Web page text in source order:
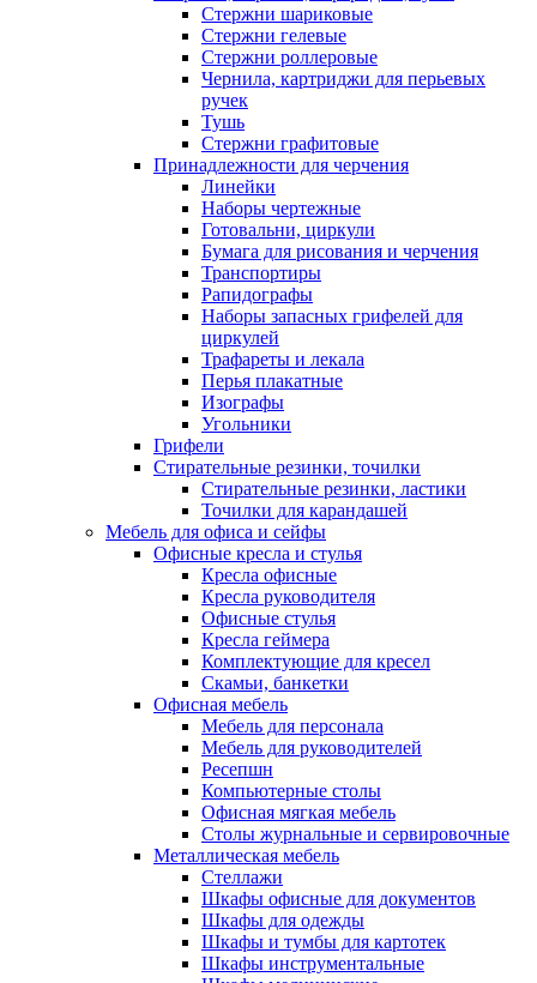
Стержни шариковые
Стержни гелевые
Стержни роллеровые
Чернила, картриджи для перьевых
ручек
Тушь
Стержни графитовые
Принадлежности для черчения
Линейки
Наборы чертежные
Готовальни, циркули
Бумага для рисования и черчения
Транспортиры
Рапидографы
Наборы запасных грифелей для
циркулей
Трафареты и лекала
Перья плакатные
Изографы
Угольники
Грифели
Стирательные резинки, точилки
Стирательные резинки, ластики
Точилки для карандашей
Мебель для офиса и сейфы
Офисные кресла и стулья
Кресла офисные
Кресла руководителя
Офисные стулья
Кресла геймера
Комплектующие для кресел
Скамьи, банкетки
Офисная мебель
Мебель для персонала
Мебель для руководителей
Ресепшн
Компьютерные столы
Офисная мягкая мебель
Столы журнальные и сервировочные
Металлическая мебель
Стеллажи
Шкафы офисные для документов
Шкафы для одежды
Шкафы и тумбы для картотек
Шкафы инструментальные